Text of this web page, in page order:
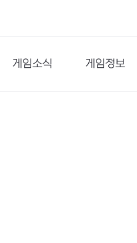
게임소식
공지사항
게임정보
세계관